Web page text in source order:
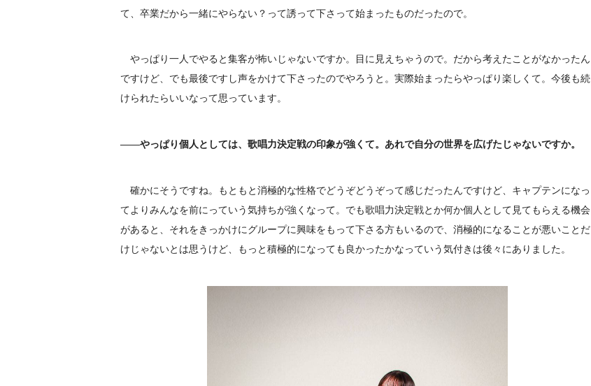
て、卒業だから一緒にやらない？って誘って下さって始まったものだったので。
やっぱり一人でやると集客が怖いじゃないですか。目に見えちゃうので。だから考えたことがなかったん
ですけど、でも最後ですし声をかけて下さったのでやろうと。実際始まったらやっぱり楽しくて。今後も続
けられたらいいなって思っています。
――やっぱり個人としては、歌唱力決定戦の印象が強くて。あれで自分の世界を広げたじゃないですか。
確かにそうですね。もともと消極的な性格でどうぞどうぞって感じだったんですけど、キャプテンになっ
てよりみんなを前にっていう気持ちが強くなって。でも歌唱力決定戦とか何か個人として見てもらえる機会
があると、それをきっかけにグループに興味をもって下さる方もいるので、消極的になることが悪いことだ
けじゃないとは思うけど、もっと積極的になっても良かったかなっていう気付きは後々にありました。